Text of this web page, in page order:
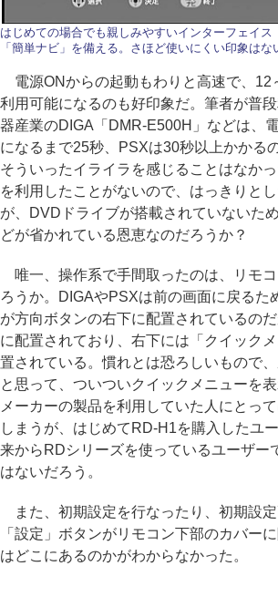
はじめての場合でも親しみやすいインターフェイス
「簡単ナビ」を備える。さほど使いにくい印象はな
電源ONからの起動もわりと高速で、12
利用可能になるのも好印象だ。筆者が普
器産業のDIGA「DMR-E500H」などは、
になるまで25秒、PSXは30秒以上かかる
そういったイライラを感じることはなか
を利用したことがないので、はっきりと
が、DVDドライブが搭載されていないた
どが省かれている恩恵なのだろうか？
唯一、操作系で手間取ったのは、リモ
ろうか。DIGAやPSXは前の画面に戻るた
が方向ボタンの右下に配置されているの
に配置されており、右下には「クイック
置されている。慣れとは恐ろしいもので
と思って、ついついクイックメニューを
メーカーの製品を利用していた人にとっ
しまうが、はじめてRD-H1を購入したユ
来からRDシリーズを使っているユーザー
はないだろう。
また、初期設定を行なったり、初期設
「設定」ボタンがリモコン下部のカバー
はどこにあるのかがわからなかった。